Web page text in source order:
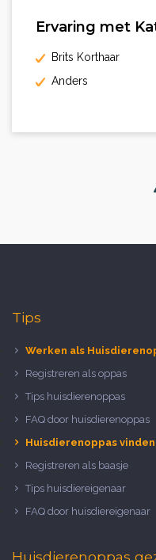
Ervaring met
Brits Korthaar
Anders
Tips
Werken als
Registreren als oppas
Tips huisdierenoppas
FAQ door huisdierenoppas
Huisdierenoppas vinden
Registreren als baasje
Tips huisdiereigenaar
FAQ door huisdiereigenaar
Huisdierenoppas